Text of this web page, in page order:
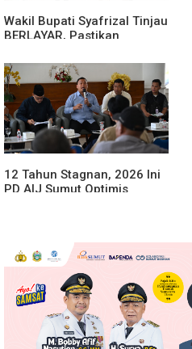
Wakil Bupati Syafrizal Tinjau
BERLAYAR, Pastikan
Sampai Desa
12 Tahun Stagnan, 2026 Ini
PD AIJ Sumut Optimis